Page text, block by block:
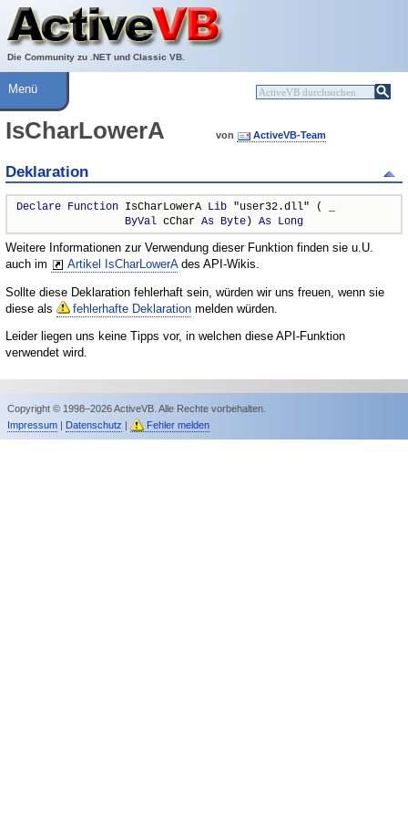
Die Community zu .NET und Classic VB.
Über ActiveVB
Hilfe
Menü
IsCharLowerA von ActiveVB-Team
Deklaration
Declare Function IsCharLowerA Lib "user32.dll" ( _
ByVal cChar As Byte) As Long
Weitere Informationen zur Verwendung dieser Funktion finden sie u.U.
auch im
Artikel IsCharLowerAdes API-Wikis.
Sollte diese Deklaration fehlerhaft sein, würden wir uns freuen, wenn sie
diese als
fehlerhafte Deklaration melden würden.
Leider liegen uns keine Tipps vor, in welchen diese API-Funktion
verwendet wird.
Copyright © 1998–2026 ActiveVB. Alle Rechte vorbehalten.
Impressum| Datenschutz | Fehler melden